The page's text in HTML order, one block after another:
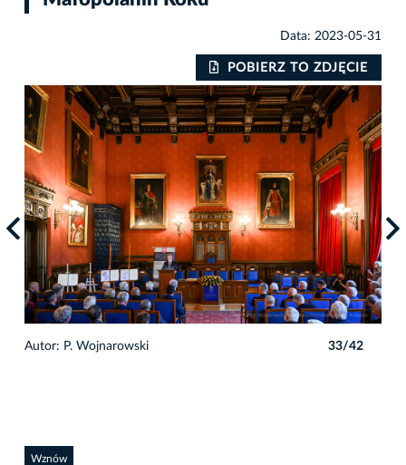
Data: 2023-05-31
POBIERZ TO ZDJĘCIE
Autor: P. Wojnarowski 33/42
Wznów